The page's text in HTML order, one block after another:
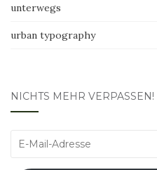
unterwegs
urban typography
NICHTS MEHR VERPASSEN!
E-